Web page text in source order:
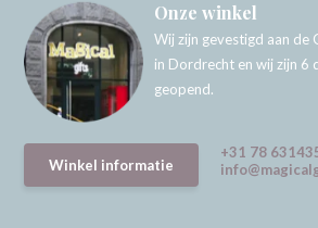
Onze winkel
Wij zijn gevestigd aan
in Dordrecht en wij zijn 6
geopend.
Winkel informatie
+31 78